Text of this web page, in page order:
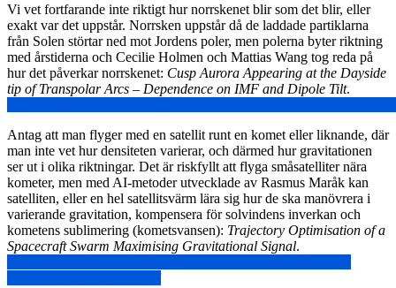
Vi vet fortfarande inte riktigt hur norrskenet blir som det blir, eller
exakt var det uppstår. Norrsken uppstår då de laddade partiklarna
från Solen störtar ned mot Jordens poler, men polerna byter riktning
med årstiderna och Cecilie Holmen och Mattias Wang tog reda på
hur det påverkar norrskenet: Cusp Aurora Appearing at the Dayside
tip of Transpolar Arcs – Dependence on IMF and Dipole Tilt.
Antag att man flyger med en satellit runt en komet eller liknande, där
man inte vet hur densiteten varierar, och därmed hur gravitationen
ser ut i olika riktningar. Det är riskfyllt att flyga småsatelliter nära
kometer, men med AI-metoder utvecklade av Rasmus Maråk kan
satelliten, eller en hel satellitsvärm lära sig hur de ska manövrera i
varierande gravitation, kompensera för solvindens inverkan och
kometens sublimering (kometsvansen): Trajectory Optimisation of a
Spacecraft Swarm Maximising Gravitational Signal.